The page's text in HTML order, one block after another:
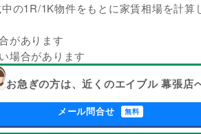
の1R/1K物件をもとに家賃相場を計算
があります
場合があります
お急ぎの方は、近くのエイブル 幕張店
メール問合せ 無料